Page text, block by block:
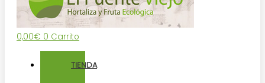
0,00€ 0 Carrito
TIENDA